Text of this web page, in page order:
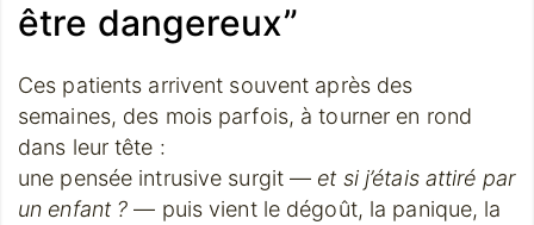
être dangereux”
Ces patients arrivent souvent après des
semaines, des mois parfois, à tourner en rond
dans leur tête :
une pensée intrusive surgit — et si j’étais attiré par
un enfant ? — puis vient le dégoût, la panique, la